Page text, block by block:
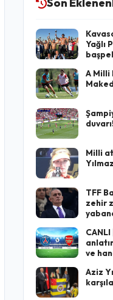
Yağlı
A Milli
Milli
TFF
zehir
ve
Aziz